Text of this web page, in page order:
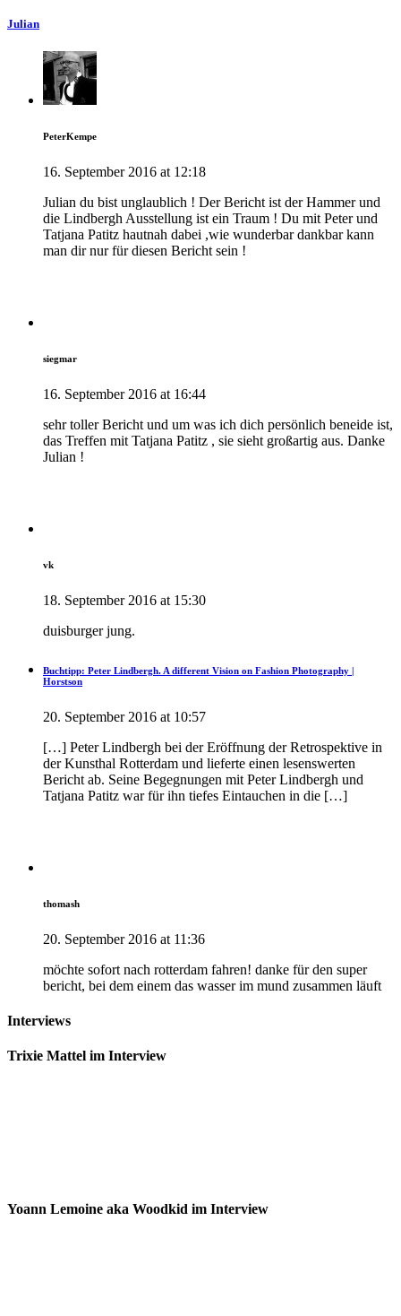
Julian
PeterKempe
16. September 2016 at 12:18
Julian du bist unglaublich ! Der Bericht ist der Hammer und
die Lindbergh Ausstellung ist ein Traum ! Du mit Peter und
Tatjana Patitz hautnah dabei ,wie wunderbar dankbar kann
man dir nur für diesen Bericht sein !
siegmar
16. September 2016 at 16:44
sehr toller Bericht und um was ich dich persönlich beneide ist,
das Treffen mit Tatjana Patitz , sie sieht großartig aus. Danke
Julian !
vk
18. September 2016 at 15:30
duisburger jung.
Buchtipp: Peter Lindbergh. A different Vision on Fashion Photography |
Horstson
20. September 2016 at 10:57
[…] Peter Lindbergh bei der Eröffnung der Retrospektive in
der Kunsthal Rotterdam und lieferte einen lesenswerten
Bericht ab. Seine Begegnungen mit Peter Lindbergh und
Tatjana Patitz war für ihn tiefes Eintauchen in die […]
thomash
20. September 2016 at 11:36
möchte sofort nach rotterdam fahren! danke für den super
bericht, bei dem einem das wasser im mund zusammen läuft
Interviews
Trixie Mattel im Interview
Yoann Lemoine aka Woodkid im Interview